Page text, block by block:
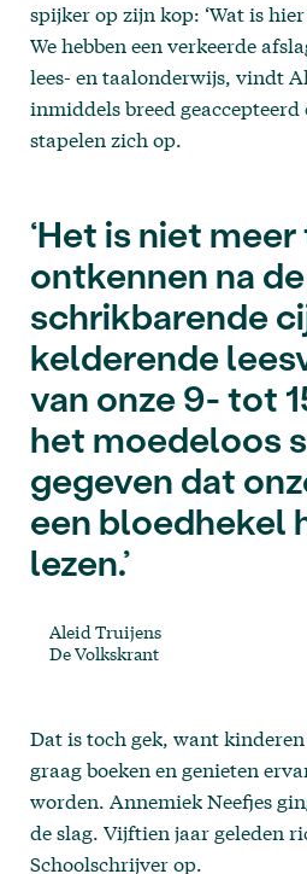
spijker op zijn kop: ‘Wat is
We hebben een verkeerde
lees- en taalonderwijs, vindt
inmiddels breed geaccepteerd
stapelen zich op.
‘Het is niet
ontkennen na de
schrikbarende
kelderende
van onze 9- tot
het moedeloos
gegeven dat
een bloedhekel
lezen.’
Aleid Truijens
De Volkskrant
Dat is toch gek, want
graag boeken en genieten
worden. Annemiek Neefjes
de slag. Vijftien jaar geleden
Schoolschrijver op.